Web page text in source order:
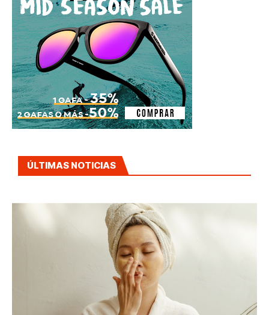
ÚLTIMAS NOTICIAS